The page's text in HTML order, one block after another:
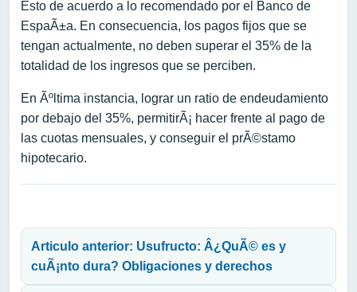
Esto de acuerdo a lo recomendado por el Banco de
EspaÃ±a. En consecuencia, los pagos fijos que se
tengan actualmente, no deben superar el 35% de la
totalidad de los ingresos que se perciben.
En Ãºltima instancia, lograr un ratio de endeudamiento
por debajo del 35%, permitirÃ¡ hacer frente al pago de
las cuotas mensuales, y conseguir el prÃ©stamo
hipotecario.
Articulo anterior: Usufructo: Â¿QuÃ© es y
cuÃ¡nto dura? Obligaciones y derechos